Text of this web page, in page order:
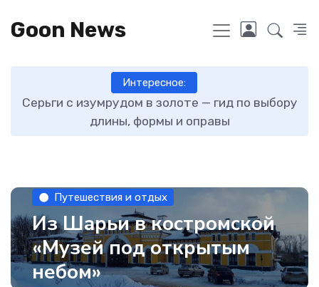
Goon News
Интересное:
Серьги с изумрудом в золоте — гид по выбору
длины, формы и оправы
Путешествия и отдых
Из Шарьи в костромской
«Музей под открытым
небом»